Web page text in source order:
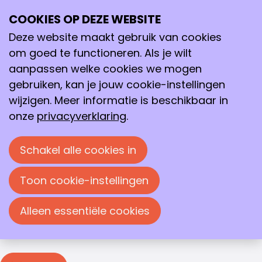
Inloggen
Inloggen
Je moet inloggen om deze pagina te bekijken. Je
kunt je e-mailadres en wachtwoord in de
onderstaande velden invullen om in te loggen.
Inloggen
E-mailadres
Wachtwoord
Wachtwoord weergeven
Wachtwoord vergeten?
COOKIES OP DEZE WEBSITE
Deze website maakt gebruik van cookies
om goed te functioneren. Als je wilt
aanpassen welke cookies we mogen
gebruiken, kan je jouw cookie-instellingen
wijzigen. Meer informatie is beschikbaar in
onze privacyverklaring.
Schakel alle cookies in
Toon cookie-instellingen
Alleen essentiële cookies